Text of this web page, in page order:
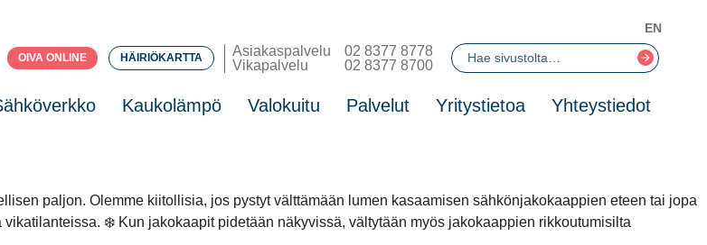
OIVA ONLINE HÄIRIÖKARTTA Asiakaspalvelu
02 8377 8778
Vikapalvelu
02 8377 8700
Kaukolämpö Valokuitu Palvelut Yritystietoa Yhteystiedot
EN
paljon. Olemme kiitollisia, jos pystyt välttämään lumen kasaamisen sähkönjakokaappien eteen tai jopa
❄️ Kun jakokaapit pidetään näkyvissä, vältytään myös jakokaappien rikkoutumisilta